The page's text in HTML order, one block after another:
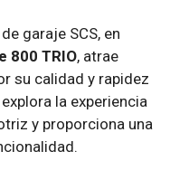
garaje SCS, en
800 TRIO, atrae
su calidad y rapidez
la experiencia
y proporciona una